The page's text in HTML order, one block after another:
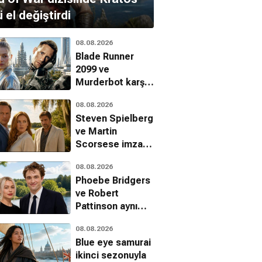
el değiştirdi
08.08.2026
Blade Runner
2099 ve
Murderbot karşı
siberpunk
vizyonu
08.08.2026
Steven Spielberg
ve Martin
Scorsese imzalı
Apple TV
platformunda
08.08.2026
Phoebe Bridgers
ve Robert
Pattinson aynı
buluşuyor
08.08.2026
Blue eye samurai
ikinci sezonuyla